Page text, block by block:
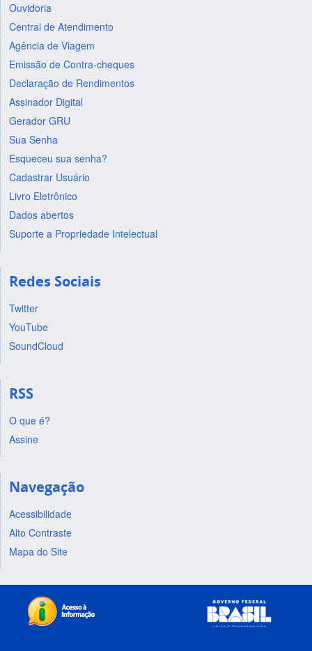
Ouvidoria
Central de Atendimento
Agência de Viagem
Emissão de Contra-cheques
Declaração de Rendimentos
Assinador Digital
Gerador GRU
Sua Senha
Esqueceu sua senha?
Cadastrar Usuário
Livro Eletrônico
Dados abertos
Suporte a Propriedade Intelectual
Redes Sociais
Twitter
YouTube
SoundCloud
RSS
O que é?
Assine
Navegação
Acessibilidade
Alto Contraste
Mapa do Site